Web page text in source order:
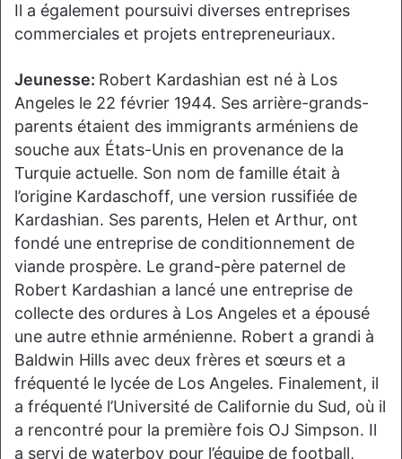
Il a également poursuivi diverses entreprises
commerciales et projets entrepreneuriaux.
Jeunesse: Robert Kardashian est né à Los
Angeles le 22 février 1944. Ses arrière-grands-
parents étaient des immigrants arméniens de
souche aux États-Unis en provenance de la
Turquie actuelle. Son nom de famille était à
l’origine Kardaschoff, une version russifiée de
Kardashian. Ses parents, Helen et Arthur, ont
fondé une entreprise de conditionnement de
viande prospère. Le grand-père paternel de
Robert Kardashian a lancé une entreprise de
collecte des ordures à Los Angeles et a épousé
une autre ethnie arménienne. Robert a grandi à
Baldwin Hills avec deux frères et sœurs et a
fréquenté le lycée de Los Angeles. Finalement, il
a fréquenté l’Université de Californie du Sud, où il
a rencontré pour la première fois OJ Simpson. Il
a servi de waterboy pour l’équipe de football,